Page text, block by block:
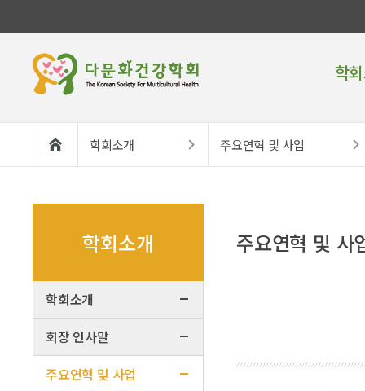
학
학회소개 주요연혁 및 사업
학회소개
학회소개
회장 인사말
주요연혁 및 사업
주요연혁 및 사